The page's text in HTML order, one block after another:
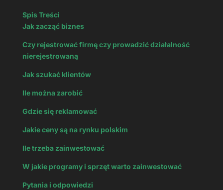
Spis Treści
Jak zacząć biznes
Czy rejestrować firmę czy prowadzić działalność
nierejestrowaną
Jak szukać klientów
Ile można zarobić
Gdzie się reklamować
Jakie ceny są na rynku polskim
Ile trzeba zainwestować
W jakie programy i sprzęt warto zainwestować
Pytania i odpowiedzi